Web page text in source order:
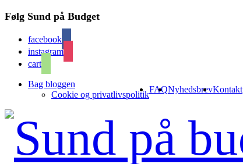
Følg Sund på Budget
facebook
instagram
cart
Bag bloggen
Cookie og privatlivspolitik
FAQNyhedsbrevKontakt